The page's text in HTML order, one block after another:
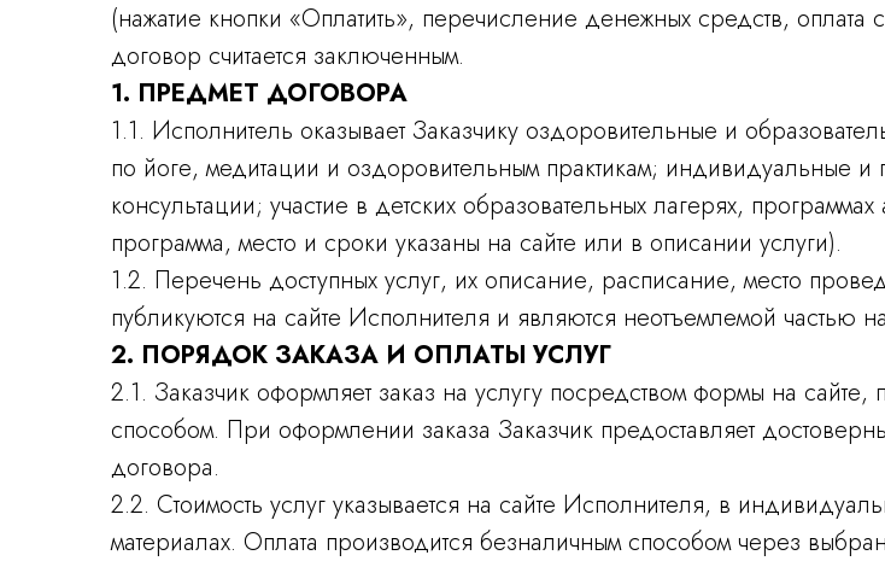
(нажатие кнопки «Оплатить», перечисление денежных средств,
договор считается заключенным.
1. ПРЕДМЕТ ДОГОВОРА
1.1. Исполнитель оказывает Заказчику оздоровительные и
по йоге, медитации и оздоровительным практикам; индивидуальные и
консультации; участие в детских образовательных лагерях,
программа, место и сроки указаны на сайте или в описании услуги).
1.2. Перечень доступных услуг, их описание, расписание, место
публикуются на сайте Исполнителя и являются неотъемлемой частью
2. ПОРЯДОК ЗАКАЗА И ОПЛАТЫ УСЛУГ
2.1. Заказчик оформляет заказ на услугу посредством формы на
способом. При оформлении заказа Заказчик предоставляет
договора.
2.2. Стоимость услуг указывается на сайте Исполнителя, в
материалах. Оплата производится безналичным способом через